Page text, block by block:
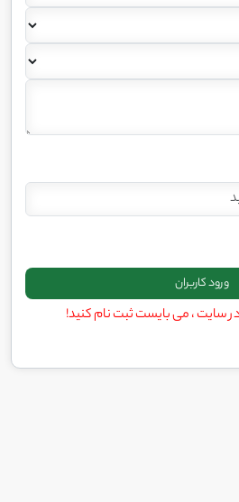
سایت ، می بایست ثبت نام کنید!